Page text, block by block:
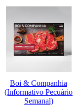
Boi & Companhia
(Informativo Pecuário
Semanal)